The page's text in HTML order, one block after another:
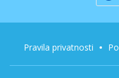
Pravila privatnosti